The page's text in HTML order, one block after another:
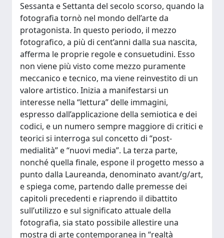
Sessanta e Settanta del secolo scorso, quando la
fotografia tornò nel mondo dell’arte da
protagonista. In questo periodo, il mezzo
fotografico, a più di cent’anni dalla sua nascita,
afferma le proprie regole e consuetudini. Esso
non viene più visto come mezzo puramente
meccanico e tecnico, ma viene reinvestito di un
valore artistico. Inizia a manifestarsi un
interesse nella “lettura” delle immagini,
espresso dall’applicazione della semiotica e dei
codici, e un numero sempre maggiore di critici e
teorici si interroga sul concetto di “post-
medialità” e “nuovi media”. La terza parte,
nonché quella finale, espone il progetto messo a
punto dalla Laureanda, denominato avant/g/art,
e spiega come, partendo dalle premesse dei
capitoli precedenti e riaprendo il dibattito
sull’utilizzo e sul significato attuale della
fotografia, sia stato possibile allestire una
mostra di arte contemporanea in “realtà